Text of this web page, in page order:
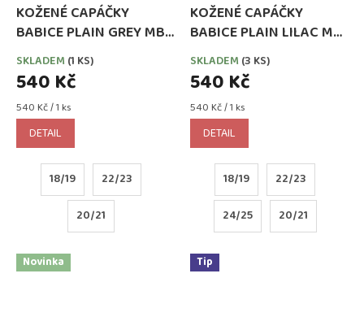
KOŽENÉ CAPÁČKY
BABICE PLAIN GREY MB
087
SKLADEM (1 KS)
540 Kč
Měrná
cena:
540 Kč / 1 ks
DETAIL
18/19 22/23
20/21
KOŽENÉ CAPÁČKY
BABICE PLAIN LILAC MB
143
SKLADEM (3 KS)
540 Kč
Měrná
cena:
540 Kč / 1 ks
DETAIL
18/19 22/23
24/25 20/21
Novinka Tip